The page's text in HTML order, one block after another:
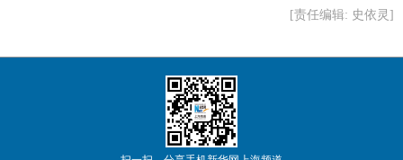
[责任编辑: 史依灵]